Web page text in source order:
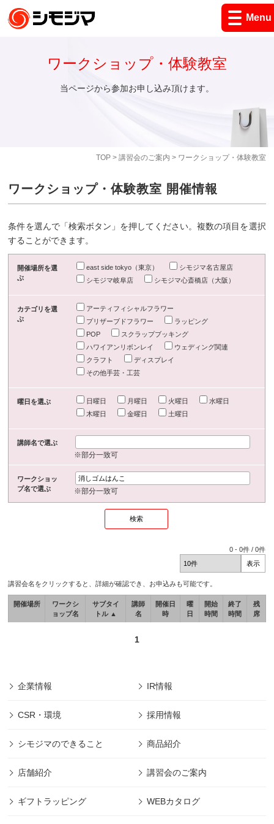
Menu
TOP> 講習会のご案内 > ワークショップ・体験教室
ワークショップ・体験教室
当ページから参加お申し込み頂けます。
ワークショップ・体験教室 開催情報
条件を選んで「検索ボタン」を押してください。複数の項目を選択
することができます。
開催場所を選
ぶ
east side tokyo（東京）
シモジマ名古屋店
シモジマ岐阜店
シモジマ心斎橋店（大阪）
カテゴリを選
ぶ
アーティフィシャルフラワー
プリザーブドフラワー
ラッピング
POP
スクラップブッキング
ハワイアンリボンレイ
ウェディング関連
クラフト
ディスプレイ
その他手芸・工芸
曜日を選ぶ 日曜日 月曜日 火曜日
水曜日
木曜日
金曜日 土曜日
講師名で選ぶ
※部分一致可
ワークショッ
プ名で選ぶ
※部分一致可
0 -0件 /0件
講習会名をクリックすると、詳細が確認でき、お申込みも可能です。
開催場所
ワークシ
ョップ名
サブタイ
トル ▲
講師
名
開催日
時
曜
日
開始
時間
終了
時間
残
席
1
企業情報 IR情報
CSR・環境 採用情報
シモジマのできること 商品紹介
店舗紹介 講習会のご案内
ギフトラッピング WEBカタログ